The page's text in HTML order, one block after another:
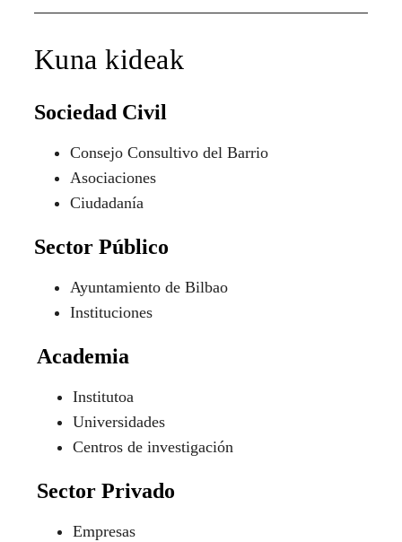
Kuna kideak
Sociedad Civil
Consejo Consultivo del Barrio
Asociaciones
Ciudadanía
Sector Público
Ayuntamiento de Bilbao
Instituciones
Academia
Institutoa
Universidades
Centros de investigación
Sector Privado
Empresas